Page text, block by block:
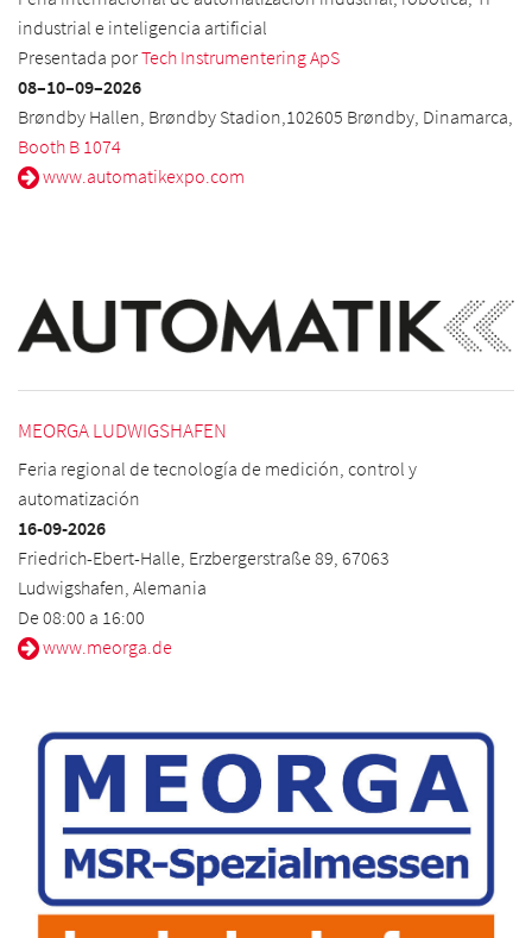
industrial e inteligencia artificial
Presentada porTech Instrumentering ApS
08–10–09–2026
Brøndby Hallen, Brøndby Stadion,102605 Brøndby, Dinamarca,
Booth B 1074
www.automatikexpo.com
MEORGA LUDWIGSHAFEN
Feria regional de tecnología de medición, control y
automatización
16-09-2026
Friedrich-Ebert-Halle, Erzbergerstraße 89, 67063
Ludwigshafen, Alemania
De 08:00 a 16:00
www.meorga.de